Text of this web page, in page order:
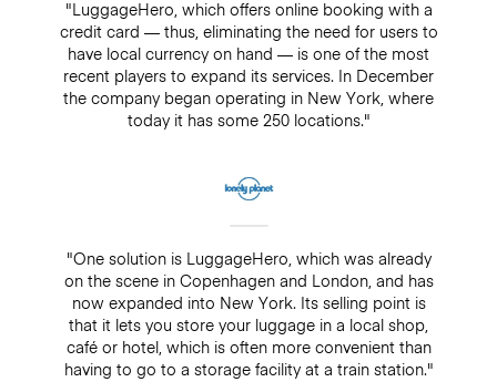
"LuggageHero, which offers online booking with a
credit card — thus, eliminating the need for users to
have local currency on hand — is one of the most
recent players to expand its services. In December
the company began operating in New York, where
today it has some 250 locations."
"One solution is LuggageHero, which was already
on the scene in Copenhagen and London, and has
now expanded into New York. Its selling point is
that it lets you store your luggage in a local shop,
café or hotel, which is often more convenient than
having to go to a storage facility at a train station."